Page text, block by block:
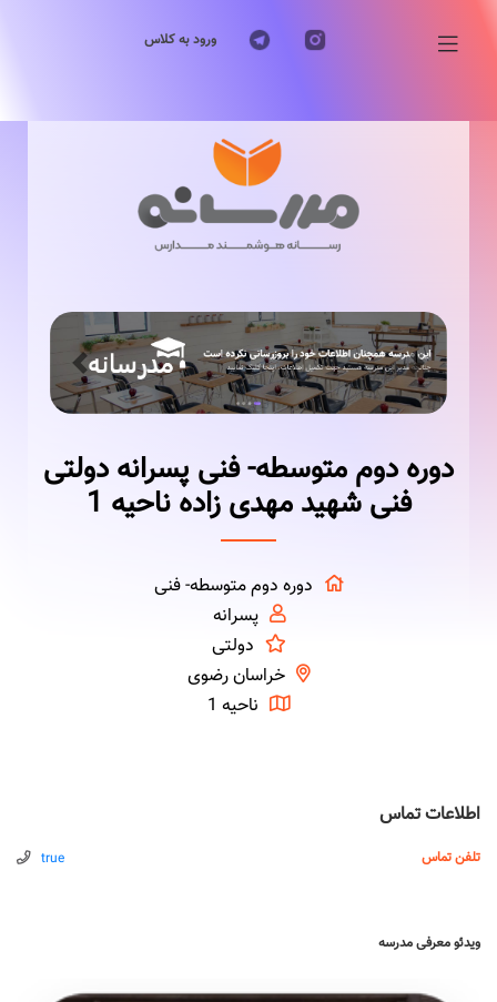
ورود به کلاس
Previous Next
دوره دوم متوسطه- فنی پسرانه دولتی
فنی شهید مهدی زاده ناحیه 1
دوره دوم متوسطه- فنی
پسرانه
دولتی
خراسان رضوی
ناحیه 1
اطلاعات تماس
تلفن تماس true
ویدئو معرفی مدرسه